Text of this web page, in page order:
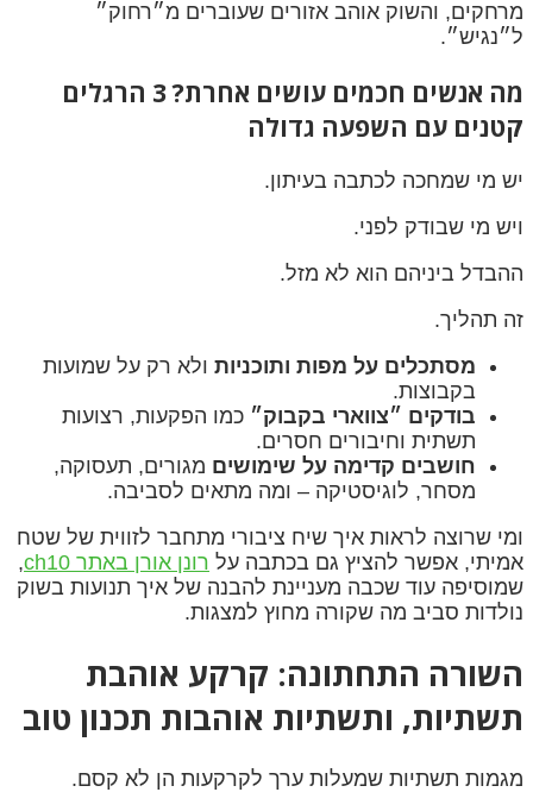
מרחקים, והשוק אוהב אזורים שעוברים מ״רחוק״
ל״נגיש״.
מה אנשים חכמים עושים אחרת? 3 הרגלים
קטנים עם השפעה גדולה
יש מי שמחכה לכתבה בעיתון.
ויש מי שבודק לפני.
ההבדל ביניהם הוא לא מזל.
זה תהליך.
מסתכלים על מפות ותוכניות ולא רק על שמועות
בקבוצות.
בודקים ״צווארי בקבוק״ כמו הפקעות, רצועות
תשתית וחיבורים חסרים.
חושבים קדימה על שימושים מגורים, תעסוקה,
מסחר, לוגיסטיקה – ומה מתאים לסביבה.
ומי שרוצה לראות איך שיח ציבורי מתחבר לזווית של שטח
אמיתי, אפשר להציץ גם בכתבה על רונן אורן באתר ch10
,
שמוסיפה עוד שכבה מעניינת להבנה של איך תנועות בשוק
נולדות סביב מה שקורה מחוץ למצגות.
השורה התחתונה: קרקע אוהבת
תשתיות, ותשתיות אוהבות תכנון טוב
מגמות תשתיות שמעלות ערך לקרקעות הן לא קסם.